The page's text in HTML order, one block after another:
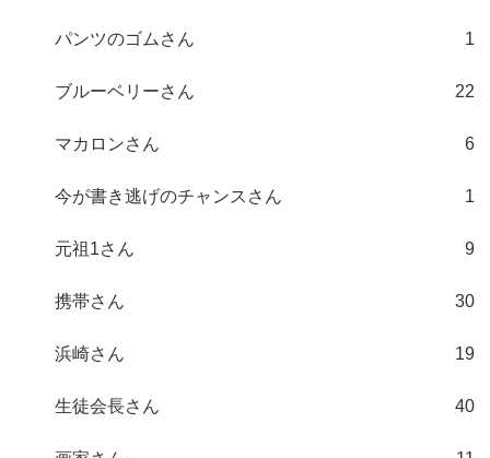
パンツのゴムさん 1
ブルーベリーさん 22
マカロンさん 6
今が書き逃げのチャンスさん 1
元祖1さん 9
携帯さん 30
浜崎さん 19
生徒会長さん 40